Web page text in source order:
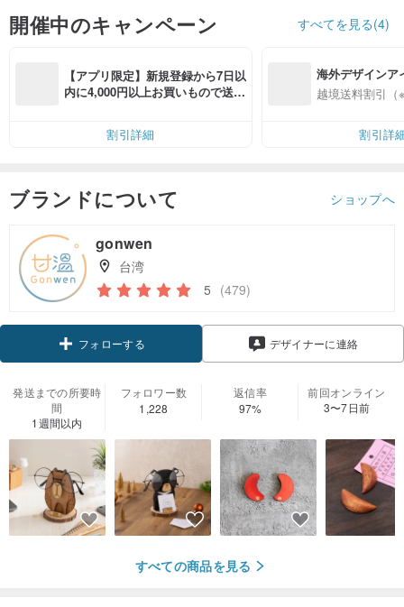
開催中のキャンペーン すべてを見る(4)
【アプリ限定】新規登録から7日以
内に4,000円以上お買いもので送料
割引詳細
海外デザインア
入
越境送料割引（
割引詳
ブランドについて ショップへ
gonwen
台湾
5 (479)
フォローする デザイナーに連絡
発送までの所要時
間
1週間以内
フォロワー数
1,228
返信率
97%
前回オンライン
3〜7日前
すべての商品を見る